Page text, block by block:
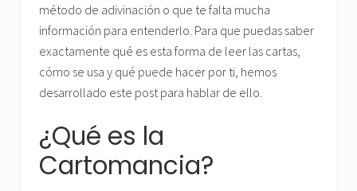
método de adivinación o que te falta mucha
información para entenderlo. Para que puedas saber
exactamente qué es esta forma de leer las cartas,
cómo se usa y qué puede hacer por ti, hemos
desarrollado este post para hablar de ello.
¿Qué es la
Cartomancia?